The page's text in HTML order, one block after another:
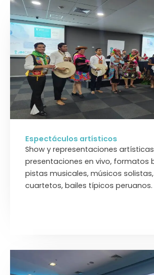
Espectáculos artísticos
Show y representaciones
presentaciones en vivo, formatos
pistas musicales, músicos
cuartetos, bailes típicos peruanos.